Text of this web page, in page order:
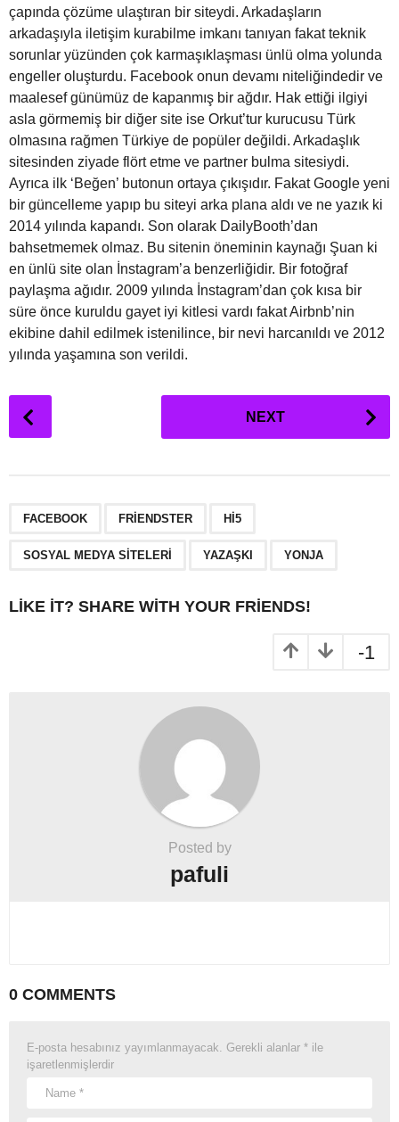
çapında çözüme ulaştıran bir siteydi. Arkadaşların
arkadaşıyla iletişim kurabilme imkanı tanıyan fakat teknik
sorunlar yüzünden çok karmaşıklaşması ünlü olma yolunda
engeller oluşturdu. Facebook onun devamı niteliğindedir ve
maalesef günümüz de kapanmış bir ağdır. Hak ettiği ilgiyi
asla görmemiş bir diğer site ise Orkut’tur kurucusu Türk
olmasına rağmen Türkiye de popüler değildi. Arkadaşlık
sitesinden ziyade flört etme ve partner bulma sitesiydi.
Ayrıca ilk ‘Beğen’ butonun ortaya çıkışıdır. Fakat Google yeni
bir güncelleme yapıp bu siteyi arka plana aldı ve ne yazık ki
2014 yılında kapandı. Son olarak DailyBooth’dan
bahsetmemek olmaz. Bu sitenin öneminin kaynağı Şuan ki
en ünlü site olan İnstagram’a benzerliğidir. Bir fotoğraf
paylaşma ağıdır. 2009 yılında İnstagram’dan çok kısa bir
süre önce kuruldu gayet iyi kitlesi vardı fakat Airbnb’nin
ekibine dahil edilmek istenilince, bir nevi harcanıldı ve 2012
yılında yaşamına son verildi.
a
NEXT
FACEBOOK FRIENDSTER HI5
SOSYAL MEDYA SITELERI YAZAŞKI YONJA
LIKE IT? SHARE WITH YOUR FRIENDS!
-1
Posted by
pafuli
0 COMMENTS
E-posta hesabınız yayımlanmayacak. Gerekli alanlar * ile
işaretlenmişlerdir